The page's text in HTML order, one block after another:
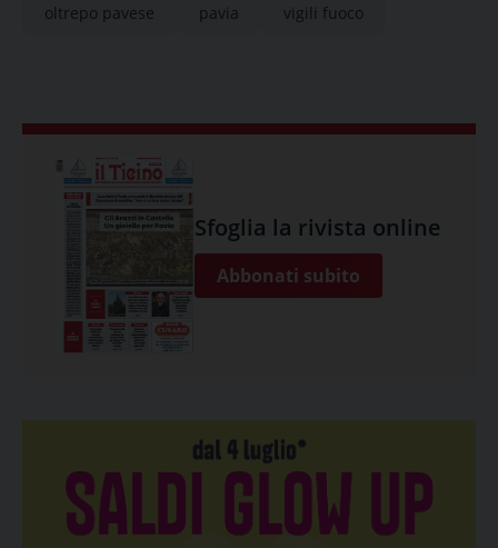
oltrepo pavese pavia vigili fuoco
Sfoglia la rivista online
Abbonati subito